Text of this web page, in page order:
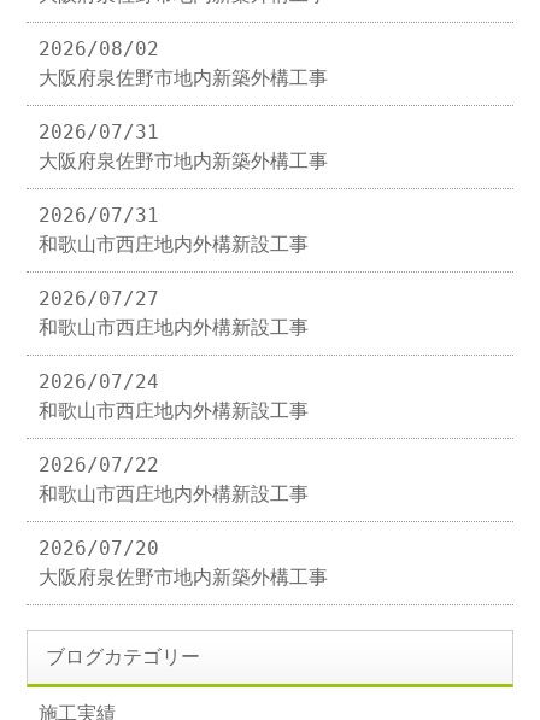
2026/08/02
大阪府泉佐野市地内新築外構工事
2026/07/31
大阪府泉佐野市地内新築外構工事
2026/07/31
和歌山市西庄地内外構新設工事
2026/07/27
和歌山市西庄地内外構新設工事
2026/07/24
和歌山市西庄地内外構新設工事
2026/07/22
和歌山市西庄地内外構新設工事
2026/07/20
大阪府泉佐野市地内新築外構工事
ブログカテゴリー
施工実績